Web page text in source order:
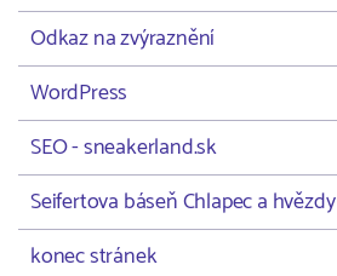
Odkaz na zvýraznění
WordPress
SEO - sneakerland.sk
Seifertova báseň Chlapec a hvězdy
konec stránek